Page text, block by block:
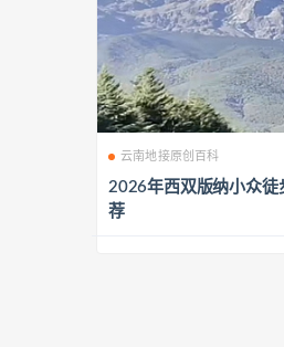
云南地接原创百科
2026年西双版纳小众徒
荐